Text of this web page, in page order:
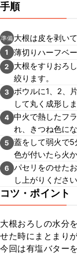
手順
準備 大根は皮を剥い
1 薄切りハーフベ
2
大根をすりおろ
絞ります。
3 ボウルに1、2、
して丸く成形しま
4 中火で熱したフ
れ、きつね色に
5 蓋をして弱火で5
色が付いたら火
6 パセリをのせた
し上がりください
コツ・ポイント
大根おろしの水分
せた時にまとまり
今回は有塩バター